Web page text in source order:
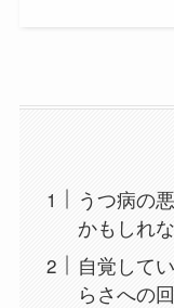
うつ病の
かもしれ
自覚して
らさへの